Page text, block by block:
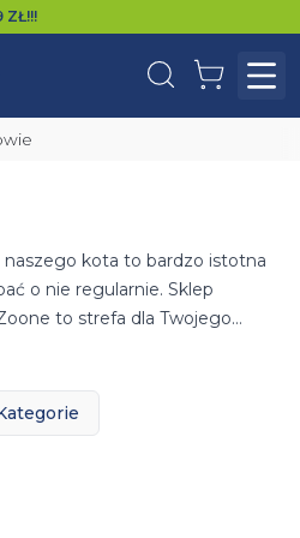
ZŁ!!!
WyszukajKoszyk
naszego kota to bardzo istotna
o nie regularnie. Sklep
to strefa dla Twojego
produkty pozwalające
w walce z pasożytami
akcesoria do